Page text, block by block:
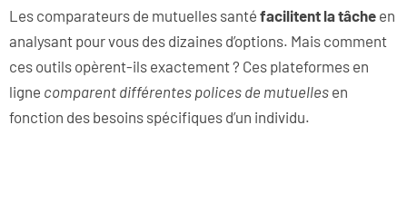
Les comparateurs de mutuelles santé facilitent la tâche en
analysant pour vous des dizaines d’options. Mais comment
ces outils opèrent-ils exactement ? Ces plateformes en
ligne comparent différentes polices de mutuelles en
fonction des besoins spécifiques d’un individu.